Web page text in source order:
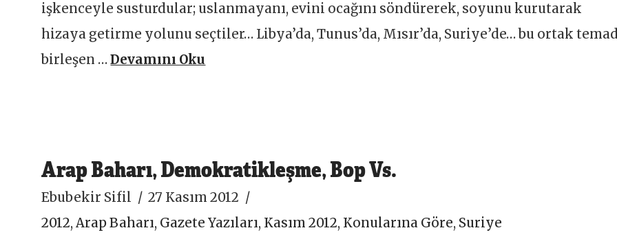
işkenceyle susturdular; uslanmayanı, evini ocağını söndürerek, soyunu kurutarak
hizaya getirme yolunu seçtiler… Libya’da, Tunus’da, Mısır’da, Suriye’de… bu ortak
birleşen …Devamını Oku
Arap Baharı, Demokratikleşme, Bop Vs.
Ebubekir Sifil
27 Kasım 2012
2012,Arap Baharı, Gazete Yazıları, Kasım 2012, Konularına Göre, Suriye